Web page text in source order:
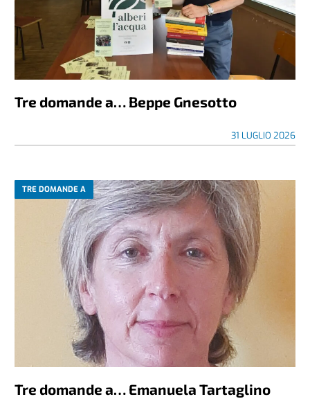
Tre domande a… Beppe Gnesotto
31 LUGLIO 2026
TRE DOMANDE A
Tre domande a… Emanuela Tartaglino